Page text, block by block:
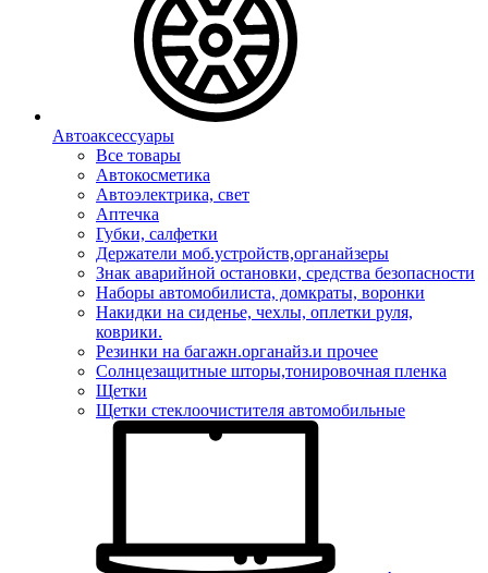
Автоаксессуары
Все товары
Автокосметика
Автоэлектрика, свет
Аптечка
Губки, салфетки
Держатели моб.устройств,органайзеры
Знак аварийной остановки, средства безопасности
Наборы автомобилиста, домкраты, воронки
Накидки на сиденье, чехлы, оплетки руля,
коврики.
Резинки на багажн.органайз.и прочее
Солнцезащитные шторы,тонировочная пленка
Щетки
Щетки стеклоочистителя автомобильные